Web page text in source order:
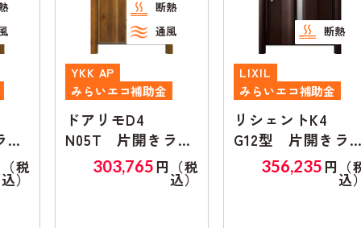
断熱
通風
YKK AP
みらいエコ補助金
ドアリモD4
N05T 片開きラン
303,765円（税
込）
断熱
みらいエコ補助金
リシェントK4
G12型 片開きラン
356,235円（税
込）